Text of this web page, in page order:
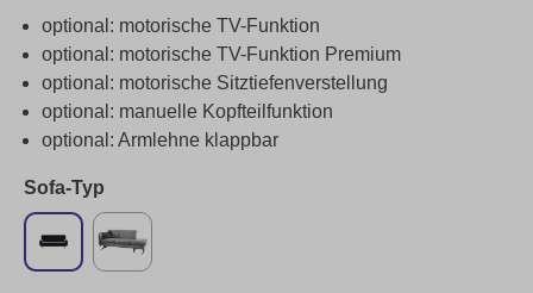
optional: motorische TV-Funktion
optional: motorische TV-Funktion Premium
optional: motorische Sitztiefenverstellung
optional: manuelle Kopfteilfunktion
optional: Armlehne klappbar
Sofa-Typ